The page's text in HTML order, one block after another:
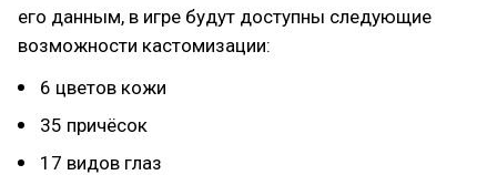
его данным, в игре будут доступны следующие
возможности кастомизации:
6 цветов кожи
35 причёсок
17 видов глаз